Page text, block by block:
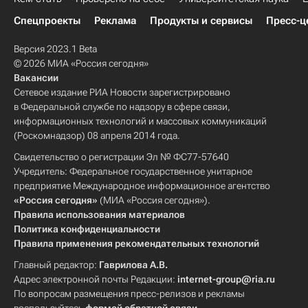
Спецпроекты
Реклама Продукты и сервисы Пресс-
Версия 2023.1 Beta
© 2026 МИА «Россия сегодня»
Вакансии
Сетевое издание РИА Новости зарегистрировано
в Федеральной службе по надзору в сфере связи,
информационных технологий и массовых коммуникаций
(Роскомнадзор) 08 апреля 2014 года.
Свидетельство о регистрации Эл № ФС77-57640
Учредитель: Федеральное государственное унитарное
предприятие Международное информационное агентство
«Россия сегодня» (МИА «Россия сегодня»).
Правила использования материалов
Политика конфиденциальности
Правила применения рекомендательных технологий
Главный редактор: Гаврилова А.В.
Адрес электронной почты Редакции: internet-group@ria.ru
По вопросам размещения пресс-релизов и рекламы